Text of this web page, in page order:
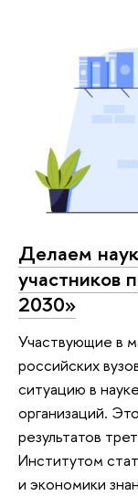
Делаем
участников
2030»
Участвующие в
российских
ситуацию в
организаций.
результатов
Институтом
и экономики